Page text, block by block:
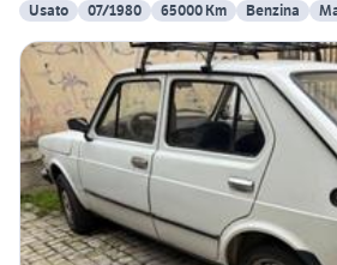
Usato
07/1980 65000 Km Benzina